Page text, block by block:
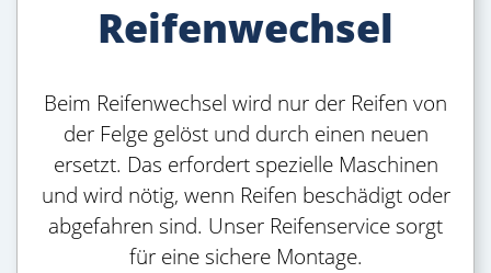
Reifenwechsel
Beim Reifenwechsel wird nur der Reifen von
der Felge gelöst und durch einen neuen
ersetzt. Das erfordert spezielle Maschinen
und wird nötig, wenn Reifen beschädigt oder
abgefahren sind. Unser Reifenservice sorgt
für eine sichere Montage.